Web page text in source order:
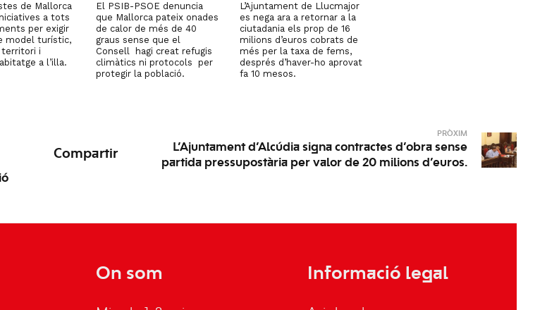
de Mallorca
a tots
per exigir
model turístic,
i
a l’illa.
El PSIB-PSOE denuncia
que Mallorca pateix onades
de calor de més de 40
graus sense que el
Consell hagi creat refugis
climàtics ni protocols per
protegir la població.
L’Ajuntament de Llucmajor
es nega ara a retornar a la
ciutadania els prop de 16
milions d’euros cobrats de
més per la taxa de fems,
després d’haver-ho aprovat
fa 10 mesos.
Compartir
PRÒXIM
L’Ajuntament d’Alcúdia signa contractes d’obra sense
partida pressupostària per valor de 20 milions d’euros.
On som Informació legal